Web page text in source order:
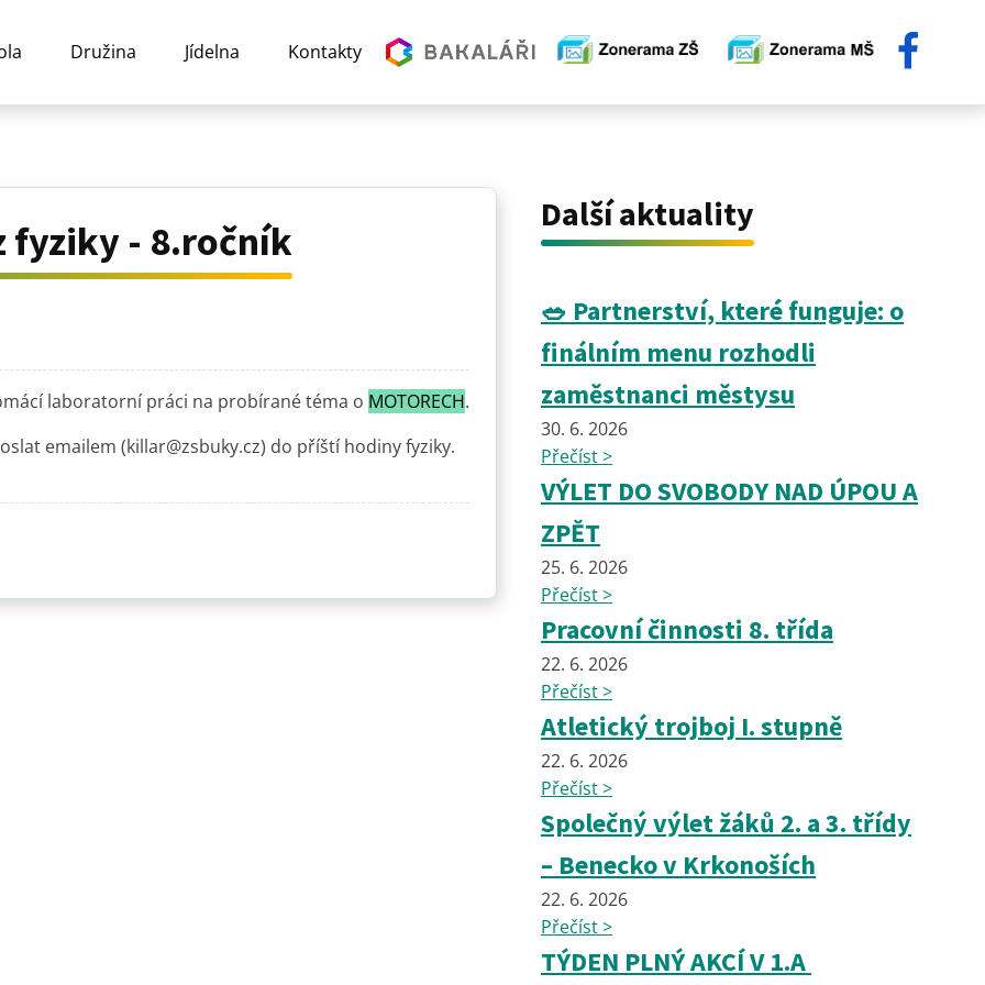
Družina Jídelna Kontakty
fyziky - 8.ročník
laboratorní práci na probírané téma o MOTORECH.
emailem (killar@zsbuky.cz) do příští hodiny fyziky.
Další aktuality
🥗 Partnerství, které funguje: o
finálním menu rozhodli
zaměstnanci městysu
30. 6. 2026
Přečíst >
VÝLET DO SVOBODY NAD ÚPOU A
ZPĚT
25. 6. 2026
Přečíst >
Pracovní činnosti 8. třída
22. 6. 2026
Přečíst >
Atletický trojboj I. stupně
22. 6. 2026
Přečíst >
Společný výlet žáků 2. a 3. třídy
– Benecko v Krkonoších
22. 6. 2026
Přečíst >
TÝDEN PLNÝ AKCÍ V 1.A